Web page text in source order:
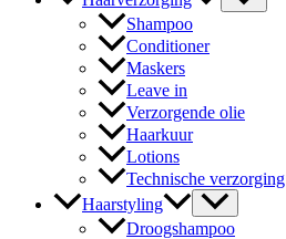
Shampoo
Conditioner
Maskers
Leave in
Verzorgende olie
Haarkuur
Lotions
Technische verzorging
Haarstyling
Droogshampoo